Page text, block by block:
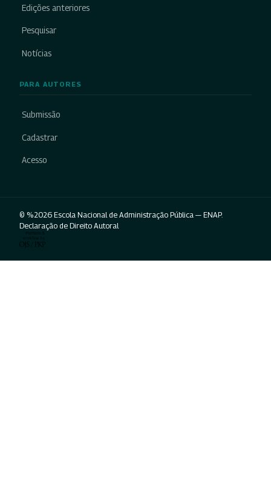
Edições anteriores
Pesquisar
Notícias
PARA AUTORES
Submissão
Cadastrar
Acesso
© %2026 Escola Nacional de Administração Pública — ENAP.
Declaração de Direito Autoral